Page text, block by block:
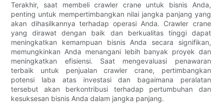
Terakhir, saat membeli crawler crane untuk bisnis Anda,
penting untuk mempertimbangkan nilai jangka panjang yang
akan dihasilkannya terhadap operasi Anda. Crawler crane
yang dirawat dengan baik dan berkualitas tinggi dapat
meningkatkan kemampuan bisnis Anda secara signifikan,
memungkinkan Anda menangani lebih banyak proyek dan
meningkatkan efisiensi. Saat mengevaluasi penawaran
terbaik untuk penjualan crawler crane, pertimbangkan
potensi laba atas investasi dan bagaimana peralatan
tersebut akan berkontribusi terhadap pertumbuhan dan
kesuksesan bisnis Anda dalam jangka panjang.